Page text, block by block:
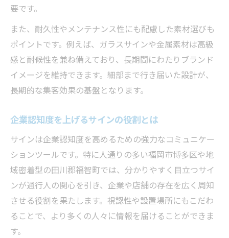
要です。
また、耐久性やメンテナンス性にも配慮した素材選びも
ポイントです。例えば、ガラスサインや金属素材は高級
感と耐候性を兼ね備えており、長期間にわたりブランド
イメージを維持できます。細部まで行き届いた設計が、
長期的な集客効果の基盤となります。
企業認知度を上げるサインの役割とは
サインは企業認知度を高めるための強力なコミュニケー
ションツールです。特に人通りの多い福岡市博多区や地
域密着型の田川郡福智町では、分かりやすく目立つサイ
ンが通行人の関心を引き、企業や店舗の存在を広く周知
させる役割を果たします。視認性や設置場所にもこだわ
ることで、より多くの人々に情報を届けることができま
す。